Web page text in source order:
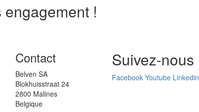
!
Contact
Belven SA
Blokhuisstraat 24
2800 Malines
Belgique
Suivez-nous
Facebook Youtube Linkedin